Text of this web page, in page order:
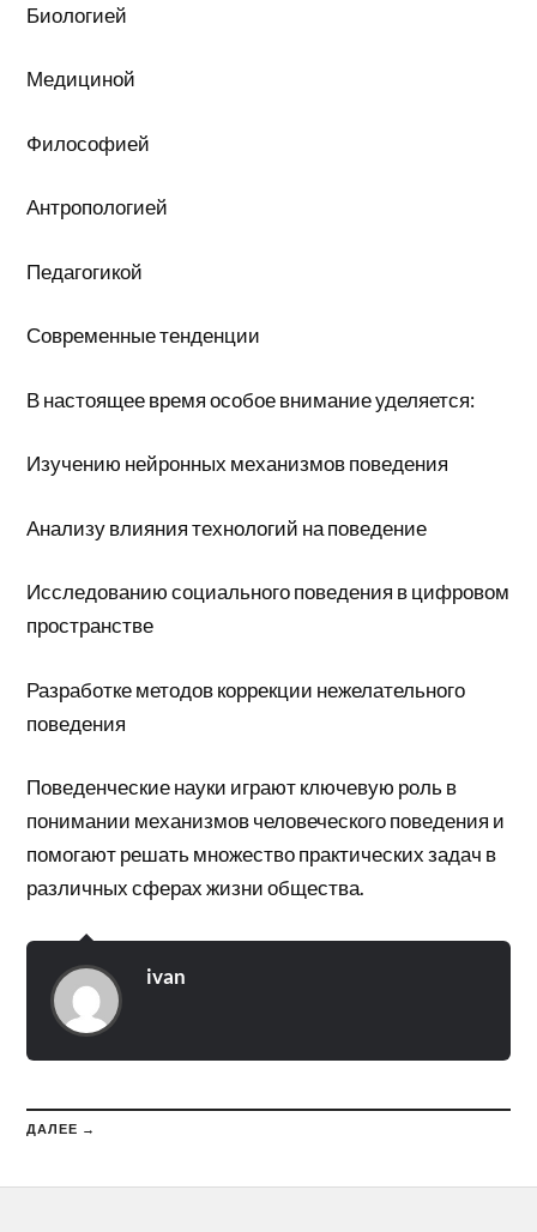
Биологией
Медициной
Философией
Антропологией
Педагогикой
Современные тенденции
В настоящее время особое внимание уделяется:
Изучению нейронных механизмов поведения
Анализу влияния технологий на поведение
Исследованию социального поведения в цифровом
пространстве
Разработке методов коррекции нежелательного
поведения
Поведенческие науки играют ключевую роль в
понимании механизмов человеческого поведения и
помогают решать множество практических задач в
различных сферах жизни общества.
ivan
ДАЛЕЕ →